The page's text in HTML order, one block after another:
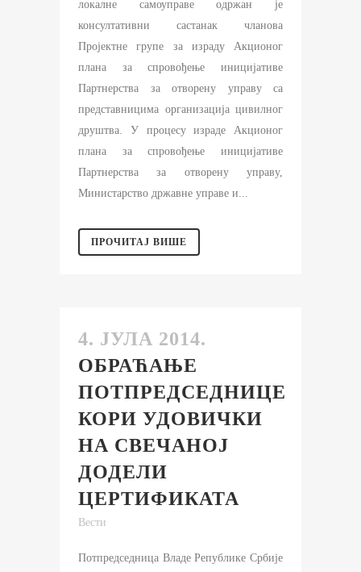
локалне самоуправе одржан је
консултативни састанак чланова
Пројектне групе за израду Акционог
плана за спровођење иницијативе
Партнерства за отворену управу са
представницима организација цивилног
друштва. У процесу израде Акционог
плана за спровођење иницијативе
Партнерства за отворену управу,
Министарство државне управе и...
ПРОЧИТАЈ ВИШЕ
4. ЈУЛА 2014.
ОБРАЋАЊЕ
ПОТПРЕДСЕДНИЦЕ
КОРИ УДОВИЧКИ
НА СВЕЧАНОЈ
ДОДЕЛИ
ЦЕРТИФИКАТА
Вести
Потпредседница Владе Републике Србије